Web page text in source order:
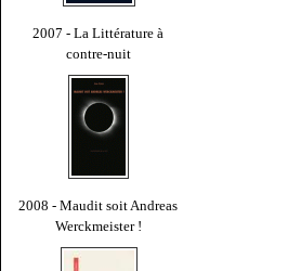
2007 - La Littérature à
contre-nuit
2008 - Maudit soit Andreas
Werckmeister !